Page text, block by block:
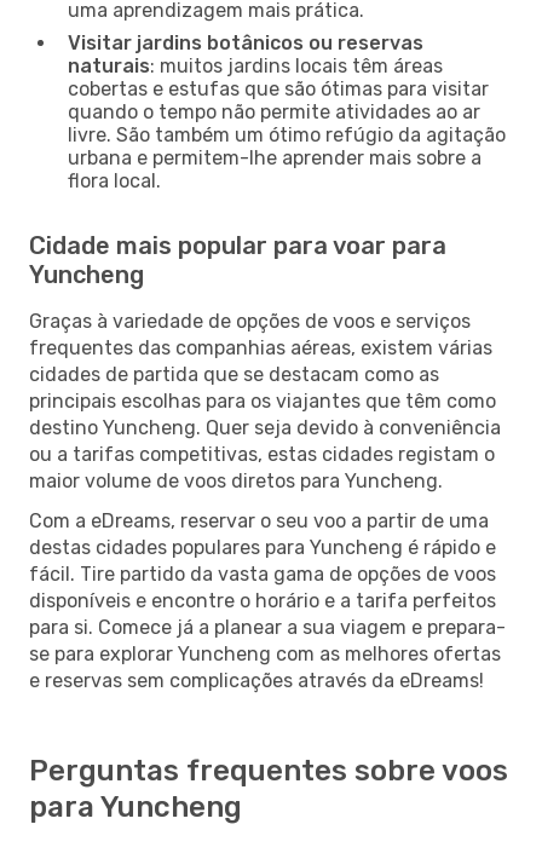
uma aprendizagem mais prática.
Visitar jardins botânicos ou reservas
naturais: muitos jardins locais têm áreas
cobertas e estufas que são ótimas para visitar
quando o tempo não permite atividades ao ar
livre. São também um ótimo refúgio da agitação
urbana e permitem-lhe aprender mais sobre a
flora local.
Cidade mais popular para voar para
Yuncheng
Graças à variedade de opções de voos e serviços
frequentes das companhias aéreas, existem várias
cidades de partida que se destacam como as
principais escolhas para os viajantes que têm como
destino Yuncheng. Quer seja devido à conveniência
ou a tarifas competitivas, estas cidades registam o
maior volume de voos diretos para Yuncheng.
Com a eDreams, reservar o seu voo a partir de uma
destas cidades populares para Yuncheng é rápido e
fácil. Tire partido da vasta gama de opções de voos
disponíveis e encontre o horário e a tarifa perfeitos
para si. Comece já a planear a sua viagem e prepara-
se para explorar Yuncheng com as melhores ofertas
e reservas sem complicações através da eDreams!
Perguntas frequentes sobre voos
para Yuncheng